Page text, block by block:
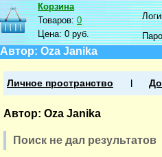
Корзина
Товаров:0
Цена:0 руб.
Автор: Oza Janika
Личное пространство
Автор: Oza Janika
Поиск не дал результатов